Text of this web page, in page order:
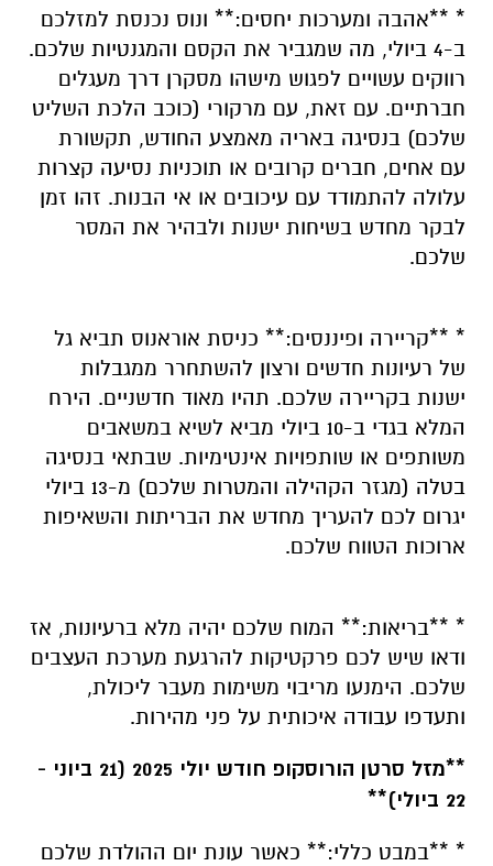
* **אהבה ומערכות יחסים:** ונוס נכנסת למזלכם
ב-4 ביולי, מה שמגביר את הקסם והמגנטיות שלכם.
רווקים עשויים לפגוש מישהו מסקרן דרך מעגלים
חברתיים. עם זאת, עם מרקורי (כוכב הלכת השליט
שלכם) בנסיגה באריה מאמצע החודש, תקשורת
עם אחים, חברים קרובים או תוכניות נסיעה קצרות
עלולה להתמודד עם עיכובים או אי הבנות. זהו זמן
לבקר מחדש בשיחות ישנות ולבהיר את המסר
שלכם.
* **קריירה ופיננסים:** כניסת אוראנוס תביא גל
של רעיונות חדשים ורצון להשתחרר ממגבלות
ישנות בקריירה שלכם. תהיו מאוד חדשניים. הירח
המלא בגדי ב-10 ביולי מביא לשיא במשאבים
משותפים או שותפויות אינטימיות. שבתאי בנסיגה
בטלה (מגזר הקהילה והמטרות שלכם) מ-13 ביולי
יגרום לכם להעריך מחדש את הבריתות והשאיפות
ארוכות הטווח שלכם.
* **בריאות:** המוח שלכם יהיה מלא ברעיונות, אז
ודאו שיש לכם פרקטיקות להרגעת מערכת העצבים
שלכם. הימנעו מריבוי משימות מעבר ליכולת,
ותעדפו עבודה איכותית על פני מהירות.
**מזל סרטן הורוסקופ חודש יולי 2025 (21 ביוני -
22 ביולי)**
* **במבט כללי:** כאשר עונת יום ההולדת שלכם